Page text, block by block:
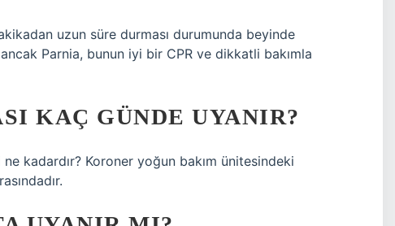
uzun süre durması durumunda beyinde
Parnia, bunun iyi bir CPR ve dikkatli bakımla
KAÇ GÜNDE UYANIR?
kadardır? Koroner yoğun bakım ünitesindeki